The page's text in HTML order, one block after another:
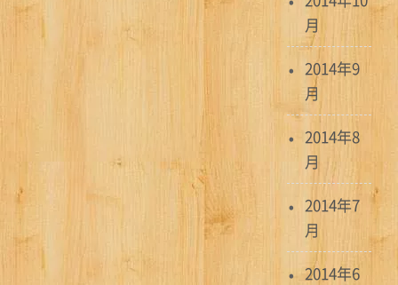
月
2014年9
月
2014年8
月
2014年7
月
2014年6